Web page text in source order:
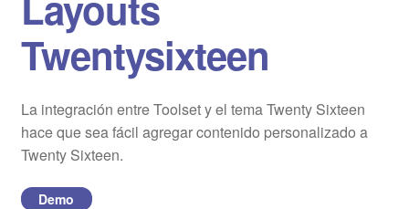
Blog
Mi cuenta
Twentysixteen
La integración entre Toolset y el tema Twenty Sixteen
hace que sea fácil agregar contenido personalizado a
Twenty Sixteen.
Demo